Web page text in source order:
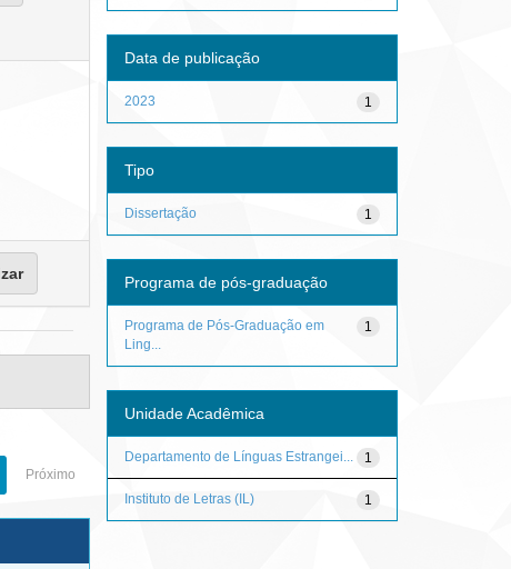
Próximo
Data de publicação
1
2023
Tipo
1
Dissertação
Programa de pós-graduação
1
Programa de Pós-Graduação em
Ling...
Unidade Acadêmica
1
Departamento de Línguas Estrangei...
1
Instituto de Letras (IL)